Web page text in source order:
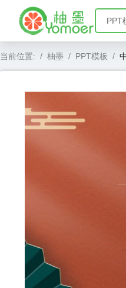
PPT
当前位置: / 柚墨 / PPT模板 /